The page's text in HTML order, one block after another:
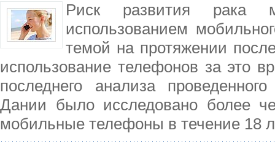
Риск развития рака
использованием
темой на протяжении
использование телефонов за это
последнего анализа
Дании было исследовано более
мобильные телефоны в течение 18